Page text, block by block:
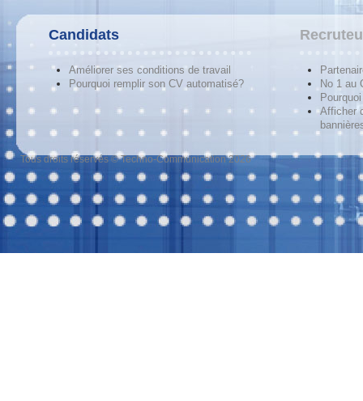
Candidats
Améliorer ses conditions de travail
Pourquoi remplir son CV automatisé?
No 1 au
Afficher
Tous droits réservés © Techno-Communication 2026